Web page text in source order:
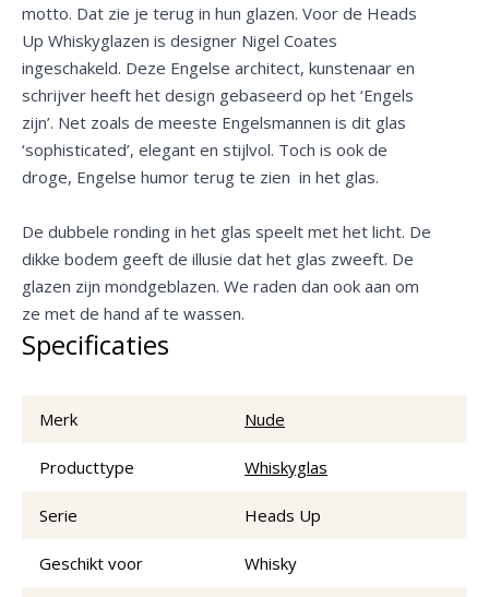
motto. Dat zie je terug in hun glazen. Voor de Heads
Up Whiskyglazen is designer Nigel Coates
ingeschakeld. Deze Engelse architect, kunstenaar en
schrijver heeft het design gebaseerd op het ‘Engels
zijn’. Net zoals de meeste Engelsmannen is dit glas
‘sophisticated’, elegant en stijlvol. Toch is ook de
droge, Engelse humor terug te zien in het glas.
De dubbele ronding in het glas speelt met het licht. De
dikke bodem geeft de illusie dat het glas zweeft. De
glazen zijn mondgeblazen. We raden dan ook aan om
ze met de hand af te wassen.
Specificaties
Merk Nude
Producttype Whiskyglas
Serie Heads Up
Geschikt voor Whisky